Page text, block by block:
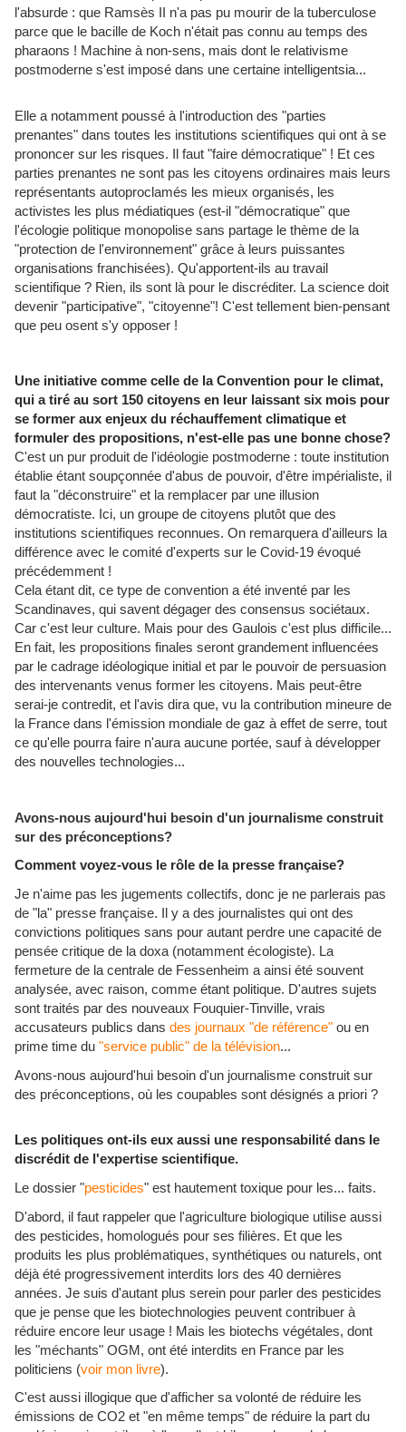
l'absurde : que Ramsès II n'a pas pu mourir de la tuberculose
parce que le bacille de Koch n'était pas connu au temps des
pharaons ! Machine à non-sens, mais dont le relativisme
postmoderne s'est imposé dans une certaine intelligentsia...
Elle a notamment poussé à l'introduction des "parties
prenantes" dans toutes les institutions scientifiques qui ont à se
prononcer sur les risques. Il faut "faire démocratique" ! Et ces
parties prenantes ne sont pas les citoyens ordinaires mais leurs
représentants autoproclamés les mieux organisés, les
activistes les plus médiatiques (est-il "démocratique" que
l'écologie politique monopolise sans partage le thème de la
"protection de l'environnement" grâce à leurs puissantes
organisations franchisées). Qu'apportent-ils au travail
scientifique ? Rien, ils sont là pour le discréditer. La science doit
devenir "participative", "citoyenne"! C'est tellement bien-pensant
que peu osent s'y opposer !
Une initiative comme celle de la Convention pour le climat,
qui a tiré au sort 150 citoyens en leur laissant six mois pour
se former aux enjeux du réchauffement climatique et
formuler des propositions, n'est-elle pas une bonne chose?
C'est un pur produit de l'idéologie postmoderne : toute institution
établie étant soupçonnée d'abus de pouvoir, d'être impérialiste, il
faut la "déconstruire" et la remplacer par une illusion
démocratiste. Ici, un groupe de citoyens plutôt que des
institutions scientifiques reconnues. On remarquera d'ailleurs la
différence avec le comité d'experts sur le Covid-19 évoqué
précédemment !
Cela étant dit, ce type de convention a été inventé par les
Scandinaves, qui savent dégager des consensus sociétaux.
Car c'est leur culture. Mais pour des Gaulois c'est plus difficile...
En fait, les propositions finales seront grandement influencées
par le cadrage idéologique initial et par le pouvoir de persuasion
des intervenants venus former les citoyens. Mais peut-être
serai-je contredit, et l'avis dira que, vu la contribution mineure de
la France dans l'émission mondiale de gaz à effet de serre, tout
ce qu'elle pourra faire n'aura aucune portée, sauf à développer
des nouvelles technologies...
Avons-nous aujourd'hui besoin d'un journalisme construit
sur des préconceptions?
Comment voyez-vous le rôle de la presse française?
Je n'aime pas les jugements collectifs, donc je ne parlerais pas
de "la" presse française. Il y a des journalistes qui ont des
convictions politiques sans pour autant perdre une capacité de
pensée critique de la doxa (notamment écologiste). La
fermeture de la centrale de Fessenheim a ainsi été souvent
analysée, avec raison, comme étant politique. D'autres sujets
sont traités par des nouveaux Fouquier-Tinville, vrais
accusateurs publics dans des journaux "de référence" ou en
prime time du "service public" de la télévision...
Avons-nous aujourd'hui besoin d'un journalisme construit sur
des préconceptions, où les coupables sont désignés a priori ?
Les politiques ont-ils eux aussi une responsabilité dans le
discrédit de l'expertise scientifique.
Le dossier "pesticides" est hautement toxique pour les... faits.
D'abord, il faut rappeler que l'agriculture biologique utilise aussi
des pesticides, homologués pour ses filières. Et que les
produits les plus problématiques, synthétiques ou naturels, ont
déjà été progressivement interdits lors des 40 dernières
années. Je suis d'autant plus serein pour parler des pesticides
que je pense que les biotechnologies peuvent contribuer à
réduire encore leur usage ! Mais les biotechs végétales, dont
les "méchants" OGM, ont été interdits en France par les
politiciens (voir mon livre).
C'est aussi illogique que d'afficher sa volonté de réduire les
émissions de CO2 et "en même temps" de réduire la part du